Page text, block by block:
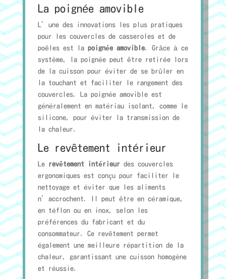
La poignée amovible
L’une des innovations les plus pratiques
pour les couvercles de casseroles et de
poêles est la poignée amovible. Grâce à ce
système, la poignée peut être retirée lors
de la cuisson pour éviter de se brûler en
la touchant et faciliter le rangement des
couvercles. La poignée amovible est
généralement en matériau isolant, comme le
silicone, pour éviter la transmission de
la chaleur.
Le revêtement intérieur
Le revêtement intérieur des couvercles
ergonomiques est conçu pour faciliter le
nettoyage et éviter que les aliments
n’accrochent. Il peut être en céramique,
en téflon ou en inox, selon les
préférences du fabricant et du
consommateur. Ce revêtement permet
également une meilleure répartition de la
chaleur, garantissant une cuisson homogène
et réussie.